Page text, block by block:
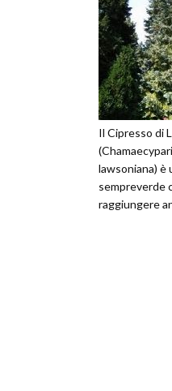
Il Cipresso di
lawsoniana) è
sempreverde
raggiungere